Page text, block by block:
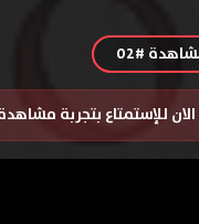
#02
للإستمتاع بتجربة